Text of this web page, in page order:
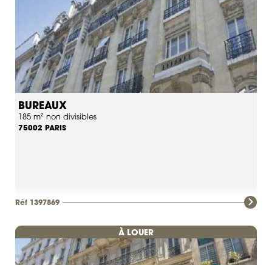
BUREAUX
185 m² non divisibles
75002 PARIS
Réf 1397869
À LOUER